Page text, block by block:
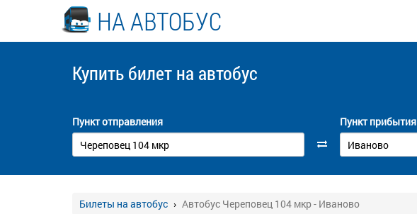
НА АВТОБУС
Купить билет на автобус
Пункт отправления Пункт прибытия
Билеты на автобус Автобус Череповец 104 мкр - Иваново